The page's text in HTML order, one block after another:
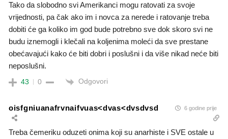
Tako da slobodno svi Amerikanci mogu ratovati za svoje
vrijednosti, pa čak ako im i novca za nerede i ratovanje treba
dobiti će ga koliko im god bude potrebno sve dok skoro svi ne
budu iznemogli i klečali na koljenima moleći da sve prestane
obećavajući kako će biti dobri i poslušni i da više nikad neće biti
neposlušni.
43 0 Odgovori
oisfgniuanafrvnaifvuas<dvas<dvsdvsd 6 godine prije
Treba čemeriku oduzeti onima koji su anarhiste i SVE ostale u